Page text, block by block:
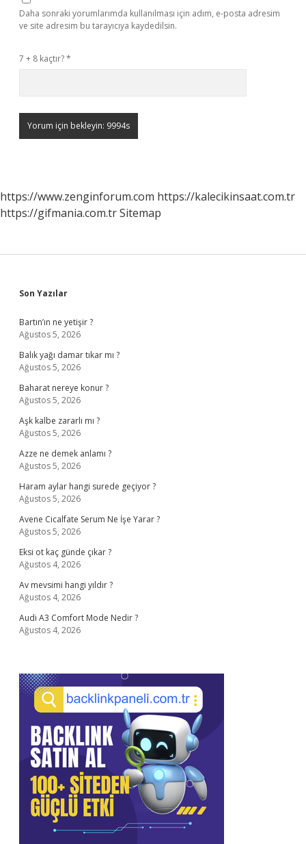
Daha sonraki yorumlarımda kullanılması için adım, e-posta adresim
ve site adresim bu tarayıcıya kaydedilsin.
7 + 8 kaçtır?*
https://www.zenginforum.com https://kalecikinsaat.com.tr
https://gifmania.com.trSitemap
Sidebar
Son Yazılar
Bartın’ın ne yetişir ?
Ağustos 5, 2026
Balık yağı damar tıkar mı ?
Ağustos 5, 2026
Baharat nereye konur ?
Ağustos 5, 2026
Aşk kalbe zararlı mı ?
Ağustos 5, 2026
Azze ne demek anlamı ?
Ağustos 5, 2026
Haram aylar hangi surede geçiyor ?
Ağustos 5, 2026
Avene Cicalfate Serum Ne İşe Yarar ?
Ağustos 5, 2026
Eksi ot kaç günde çıkar ?
Ağustos 4, 2026
Av mevsimi hangi yıldır ?
Ağustos 4, 2026
Audi A3 Comfort Mode Nedir ?
Ağustos 4, 2026